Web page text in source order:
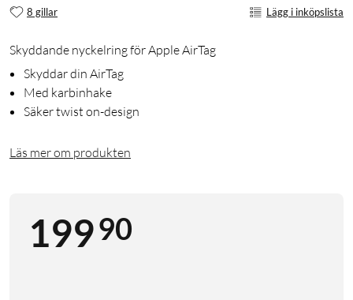
8 gillar Lägg i inköpslista
Skyddande nyckelring för Apple AirTag
Skyddar din AirTag
Med karbinhake
Säker twist on-design
Läs mer om produkten
19990